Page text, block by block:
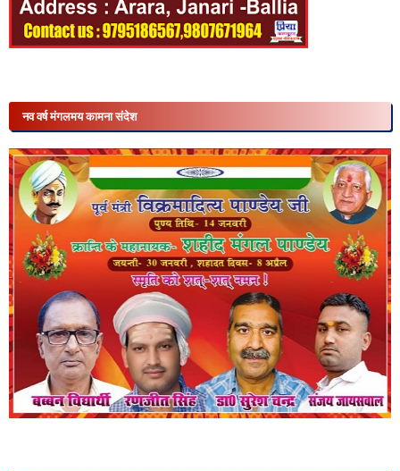
नव वर्ष मंगलमय कामना संदेश